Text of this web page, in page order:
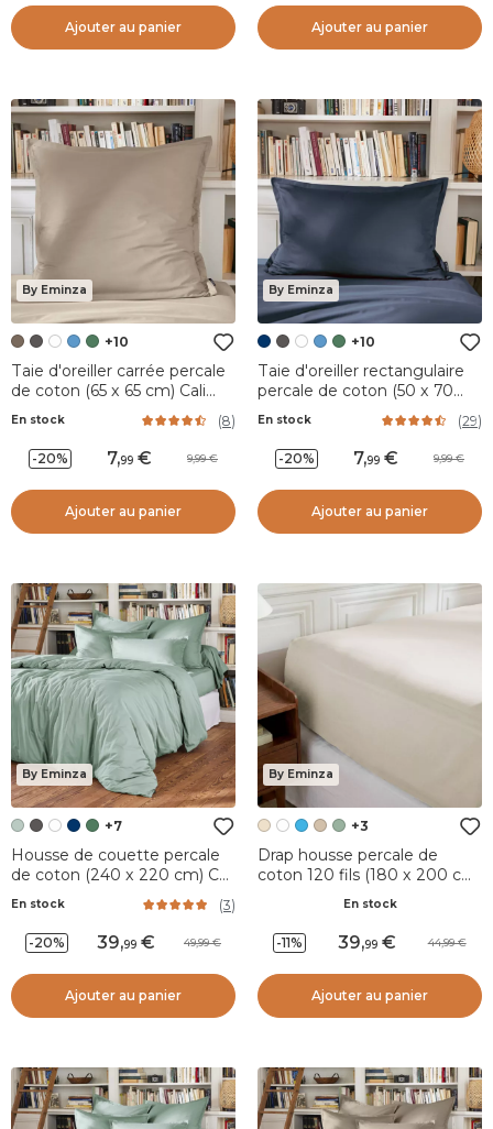
Ajouter au panier Ajouter au panier
By Eminza
+10
Taie d'oreiller carrée percale
de coton (65 x 65 cm) Cali
En stock (8)
-20% 7,99 9,99
Ajouter au panier
By Eminza
+10
Taie d'oreiller rectangulaire
percale de coton (50 x 70
En stock (29)
-20% 7,99 9,99
Ajouter au panier
By Eminza
+7
Housse de couette percale
de coton (240 x 220 cm) Cali
En stock (3)
-20% 39,99 49,99
Ajouter au panier
By Eminza
+3
Drap housse percale de
coton 120 fils (180 x 200 cm)
En stock
-11% 39,99 44,99
Ajouter au panier